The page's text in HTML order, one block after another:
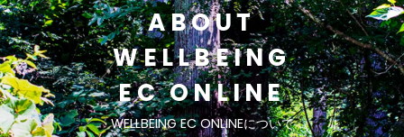
ABOUT
WELLBEING
EC ONLINE
WELLBEING EC ONLINEについて